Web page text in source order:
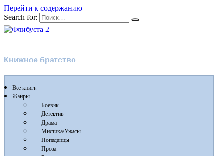
Перейти к содержанию
Search for:
Книжное братство
Все книги
Жанры
Боевик
Детектив
Драма
Мистика/Ужасы
Попаданцы
Проза